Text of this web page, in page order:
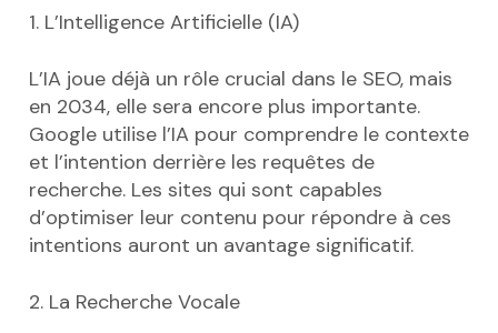
1. L’Intelligence Artificielle (IA)
L’IA joue déjà un rôle crucial dans le SEO, mais
en 2034, elle sera encore plus importante.
Google utilise l’IA pour comprendre le contexte
et l’intention derrière les requêtes de
recherche. Les sites qui sont capables
d’optimiser leur contenu pour répondre à ces
intentions auront un avantage significatif.
2. La Recherche Vocale